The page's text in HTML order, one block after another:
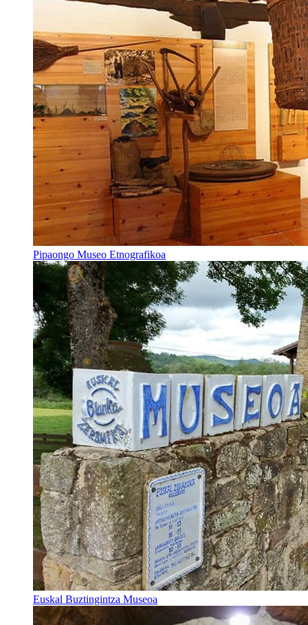
Pipaongo Museo Etnografikoa
Euskal Buztingintza Museoa